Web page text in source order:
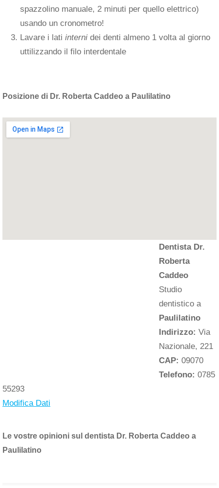
spazzolino manuale, 2 minuti per quello elettrico)
usando un cronometro!
Lavare i lati interni dei denti almeno 1 volta al giorno
uttilizzando il filo interdentale
Posizione di Dr. Roberta Caddeo a Paulilatino
Dentista Dr.
Roberta
Caddeo
Studio
dentistico a
Paulilatino
Indirizzo: Via
Nazionale, 221
CAP: 09070
Telefono: 0785
55293
Modifica Dati
Le vostre opinioni sul dentista Dr. Roberta Caddeo a
Paulilatino